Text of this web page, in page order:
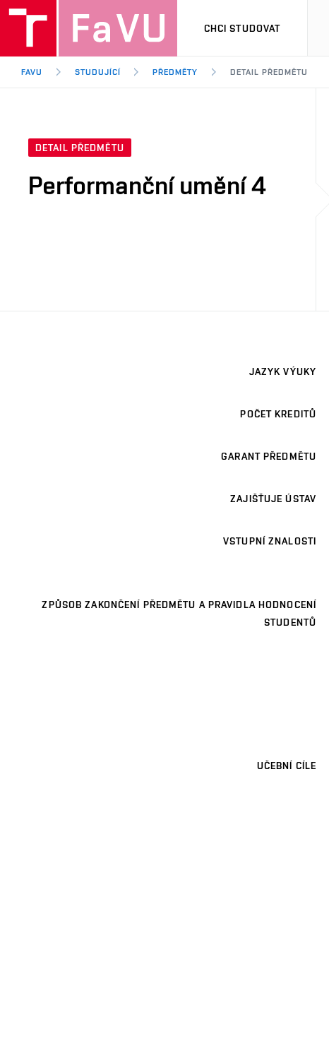
CHCI STUDOVAT
FAVU STUDUJÍCÍ PŘEDMĚTY DETAIL PŘEDMĚTU
DETAIL PŘEDMĚTU
Performanční umění 4
JAZYK VÝUKY
POČET KREDITŮ
GARANT PŘEDMĚTU
ZAJIŠŤUJE ÚSTAV
VSTUPNÍ ZNALOSTI
ZPŮSOB ZAKONČENÍ PŘEDMĚTU A PRAVIDLA HODNOCENÍ
STUDENTŮ
UČEBNÍ CÍLE